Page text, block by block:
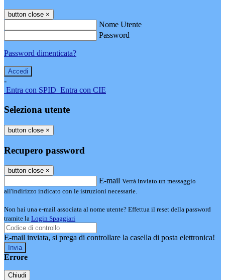
button close ×
Nome Utente
Password
Password dimenticata?
-
Entra con SPID Entra con CIE
Seleziona utente
button close ×
Recupero password
button close ×
E-mail Verrà inviato un messaggio
all'indirizzo indicato con le istruzioni necessarie.
Non hai una e-mail associata al nome utente? Effettua il reset della password
tramite la Login Spaggiari
E-mail inviata, si prega di controllare la casella di posta elettronica!
Errore
Chiudi